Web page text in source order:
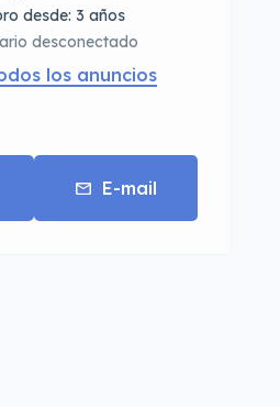
desde: 3 años
desconectado
los anuncios
E-mail